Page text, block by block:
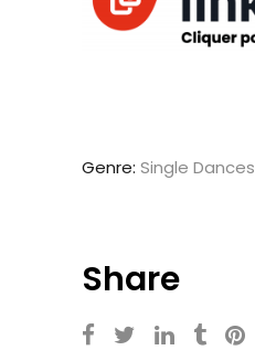
Genre: Single Dances
Share